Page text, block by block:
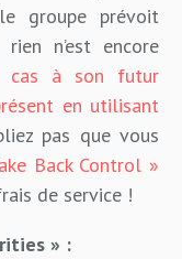
groupe prévoit
n’est encore
cas à son futur
en utilisant
pas que vous
Back Control »
de service !
» :